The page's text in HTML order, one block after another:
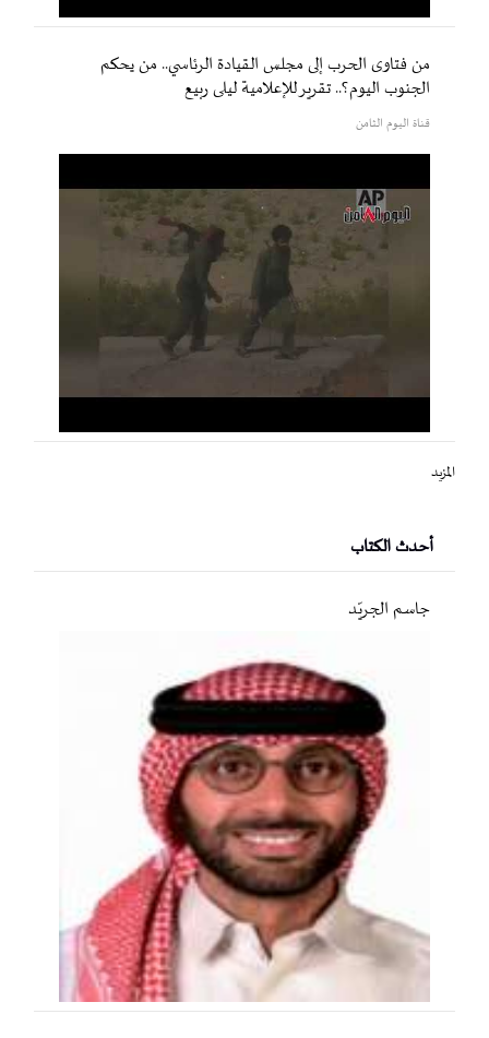
من فتاوى الحرب إلى مجلس القيادة الرئاسي.. من يحكم
الجنوب اليوم؟.. تقرير للإعلامية ليلى ربيع
قناة اليوم الثامن
المزيد
أحدث الكتاب
جاسم الجريّد